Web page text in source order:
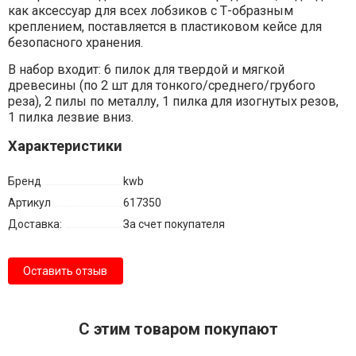
как аксессуар для всех лобзиков с Т-образным
креплением, поставляется в пластиковом кейсе для
безопасного хранения.
В набор входит: 6 пилок для твердой и мягкой
древесины (по 2 шт для тонкого/среднего/грубого
реза), 2 пилы по металлу, 1 пилка для изогнутых резов,
1 пилка лезвие вниз.
Характеристики
Бренд
kwb
Артикул
617350
Доставка:
За счет покупателя
Оставить отзыв
С этим товаром покупают